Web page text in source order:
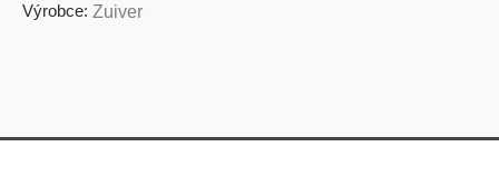
Výrobce: Zuiver